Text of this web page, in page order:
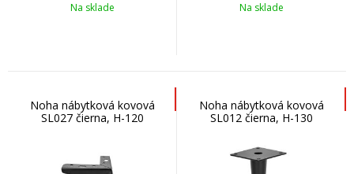
Na sklade
Na sklade
Noha nábytková kovová
SL027 čierna, H-120
Noha nábytková kovová
SL012 čierna, H-130